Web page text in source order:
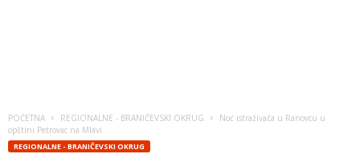
POČETNA REGIONALNE - BRANIČEVSKI OKRUG
Noć istraživača u Ranovcu u
opštini Petrovac na Mlavi
REGIONALNE - BRANIČEVSKI OKRUG